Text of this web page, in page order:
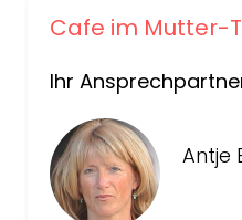
Cafe im Mutter-
Ihr
Antje